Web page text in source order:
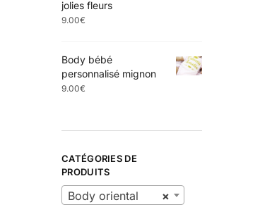
jolies fleurs
9.00€
Body bébé
personnalisé mignon
9.00€
CATÉGORIES DE
PRODUITS
×
Body oriental